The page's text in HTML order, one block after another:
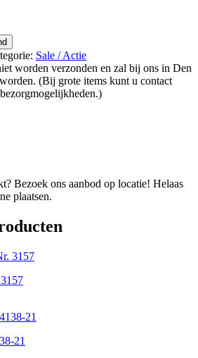
Sale / Actie
worden verzonden en zal bij ons in Den
(Bij grote items kunt u contact
Bezoek ons aanbod op locatie! Helaas
plaatsen.
21